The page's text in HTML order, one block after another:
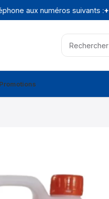
aux numéros suivants :
Promotions